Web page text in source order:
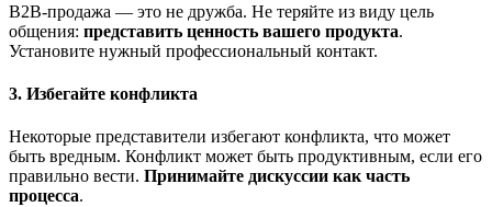
B2B-продажа — это не дружба. Не теряйте из виду цель
общения: представить ценность вашего продукта.
Установите нужный профессиональный контакт.
3. Избегайте конфликта
Некоторые представители избегают конфликта, что может
быть вредным. Конфликт может быть продуктивным, если его
правильно вести. Принимайте дискуссии как часть
процесса.